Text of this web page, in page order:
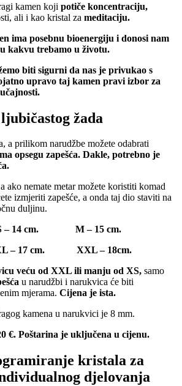
kamen koji potiče koncentraciju,
ali i kao kristal za meditaciju.
ima posebnu bioenergiju i donosi nam
kakvu trebamo u životu.
biti sigurni da nas je privukao s
upravo taj kamen pravi izbor za
žada
a prilikom narudžbe možete odabrati
opsegu zapešća. Dakle, potrebno je
ako nemate metar možete koristiti komad
izmjeriti zapešće, a onda taj dio staviti na
duljinu.
– 14 cm. M – 15 cm.
17 cm. XXL – 18cm.
veću od XXL ili manju od XS, samo
u narudžbi i narukvica će biti
mjerama. Cijena je ista.
kamena u narukvici je 8 mm.
€. Poštarina je uključena u cijenu.
kristala za
djelovanja